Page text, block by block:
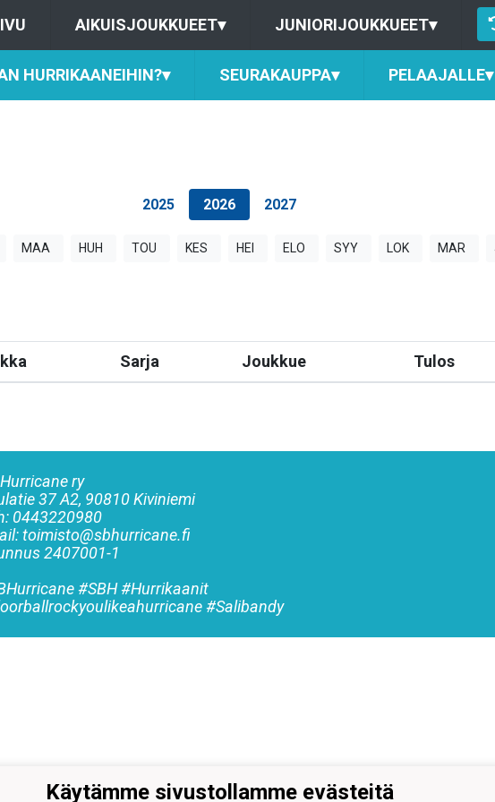
AIKUISJOUKKUEET▾ JUNIORIJOUKKUEET▾
HURRIKAANEIHIN?▾ SEURAKAUPPA▾ PELAAJALLE▾
2025 2026 2027
MAA HUH TOU KES HEI ELO SYY LOK MAR
Sarja Joukkue Tulos
ry
37 A2, 90810 Kiviniemi
0443220980
toimisto@sbhurricane.fi
2407001-1
#SBH #Hurrikaanit
#Salibandy
Käytämme sivustollamme evästeitä